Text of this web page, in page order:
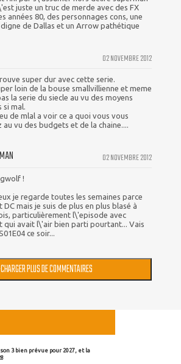
juste un truc de merde avec des FX
années 80, des personnages cons, une
de Dallas et un Arrow pathétique
02 NOVEMBRE 2012
super dur avec cette serie.
loin de la bouse smallvillienne et meme
la serie du siecle au vu des moyens
si mal.
de mlal a voir ce a quoi vous vous
au vu des budgets et de la chaine....
02 NOVEMBRE 2012
!
je regarde toutes les semaines parce
DC mais je suis de plus en plus blasé à
particulièrement l\'episode avec
qui avait l\'air bien parti pourtant... Vais
ce soir...
CHARGER PLUS DE COMMENTAIRES
3 bien prévue pour 2027, et la